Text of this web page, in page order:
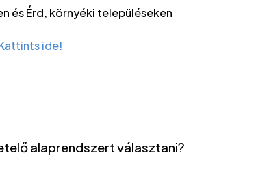
és Érd, környéki településeken
ide!
alaprendszert választani?